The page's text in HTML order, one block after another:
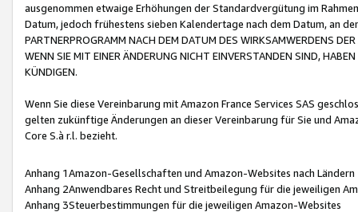
ausgenommen etwaige Erhöhungen der Standardvergütung im
Datum, jedoch frühestens sieben Kalendertage nach dem Datum, an
PARTNERPROGRAMM NACH DEM DATUM DES WIRKSAMWERDENS
WENN SIE MIT EINER ÄNDERUNG NICHT EINVERSTANDEN SIND,
KÜNDIGEN.
Wenn Sie diese Vereinbarung mit Amazon France Services SAS
gelten zukünftige Änderungen an dieser Vereinbarung für Sie und
Core S.à r.l. bezieht.
Anhang 1Amazon-Gesellschaften und Amazon-Websites nach Ländern
Anhang 2Anwendbares Recht und Streitbeilegung für die jeweiligen
Anhang 3Steuerbestimmungen für die jeweiligen Amazon-Websites